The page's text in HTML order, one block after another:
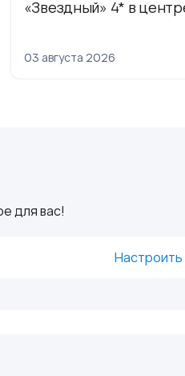
«Звездный» 4* в
03 августа 2026
для вас!